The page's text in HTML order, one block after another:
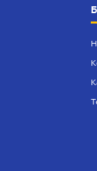
БУХГАЛТЕР ПРОФ